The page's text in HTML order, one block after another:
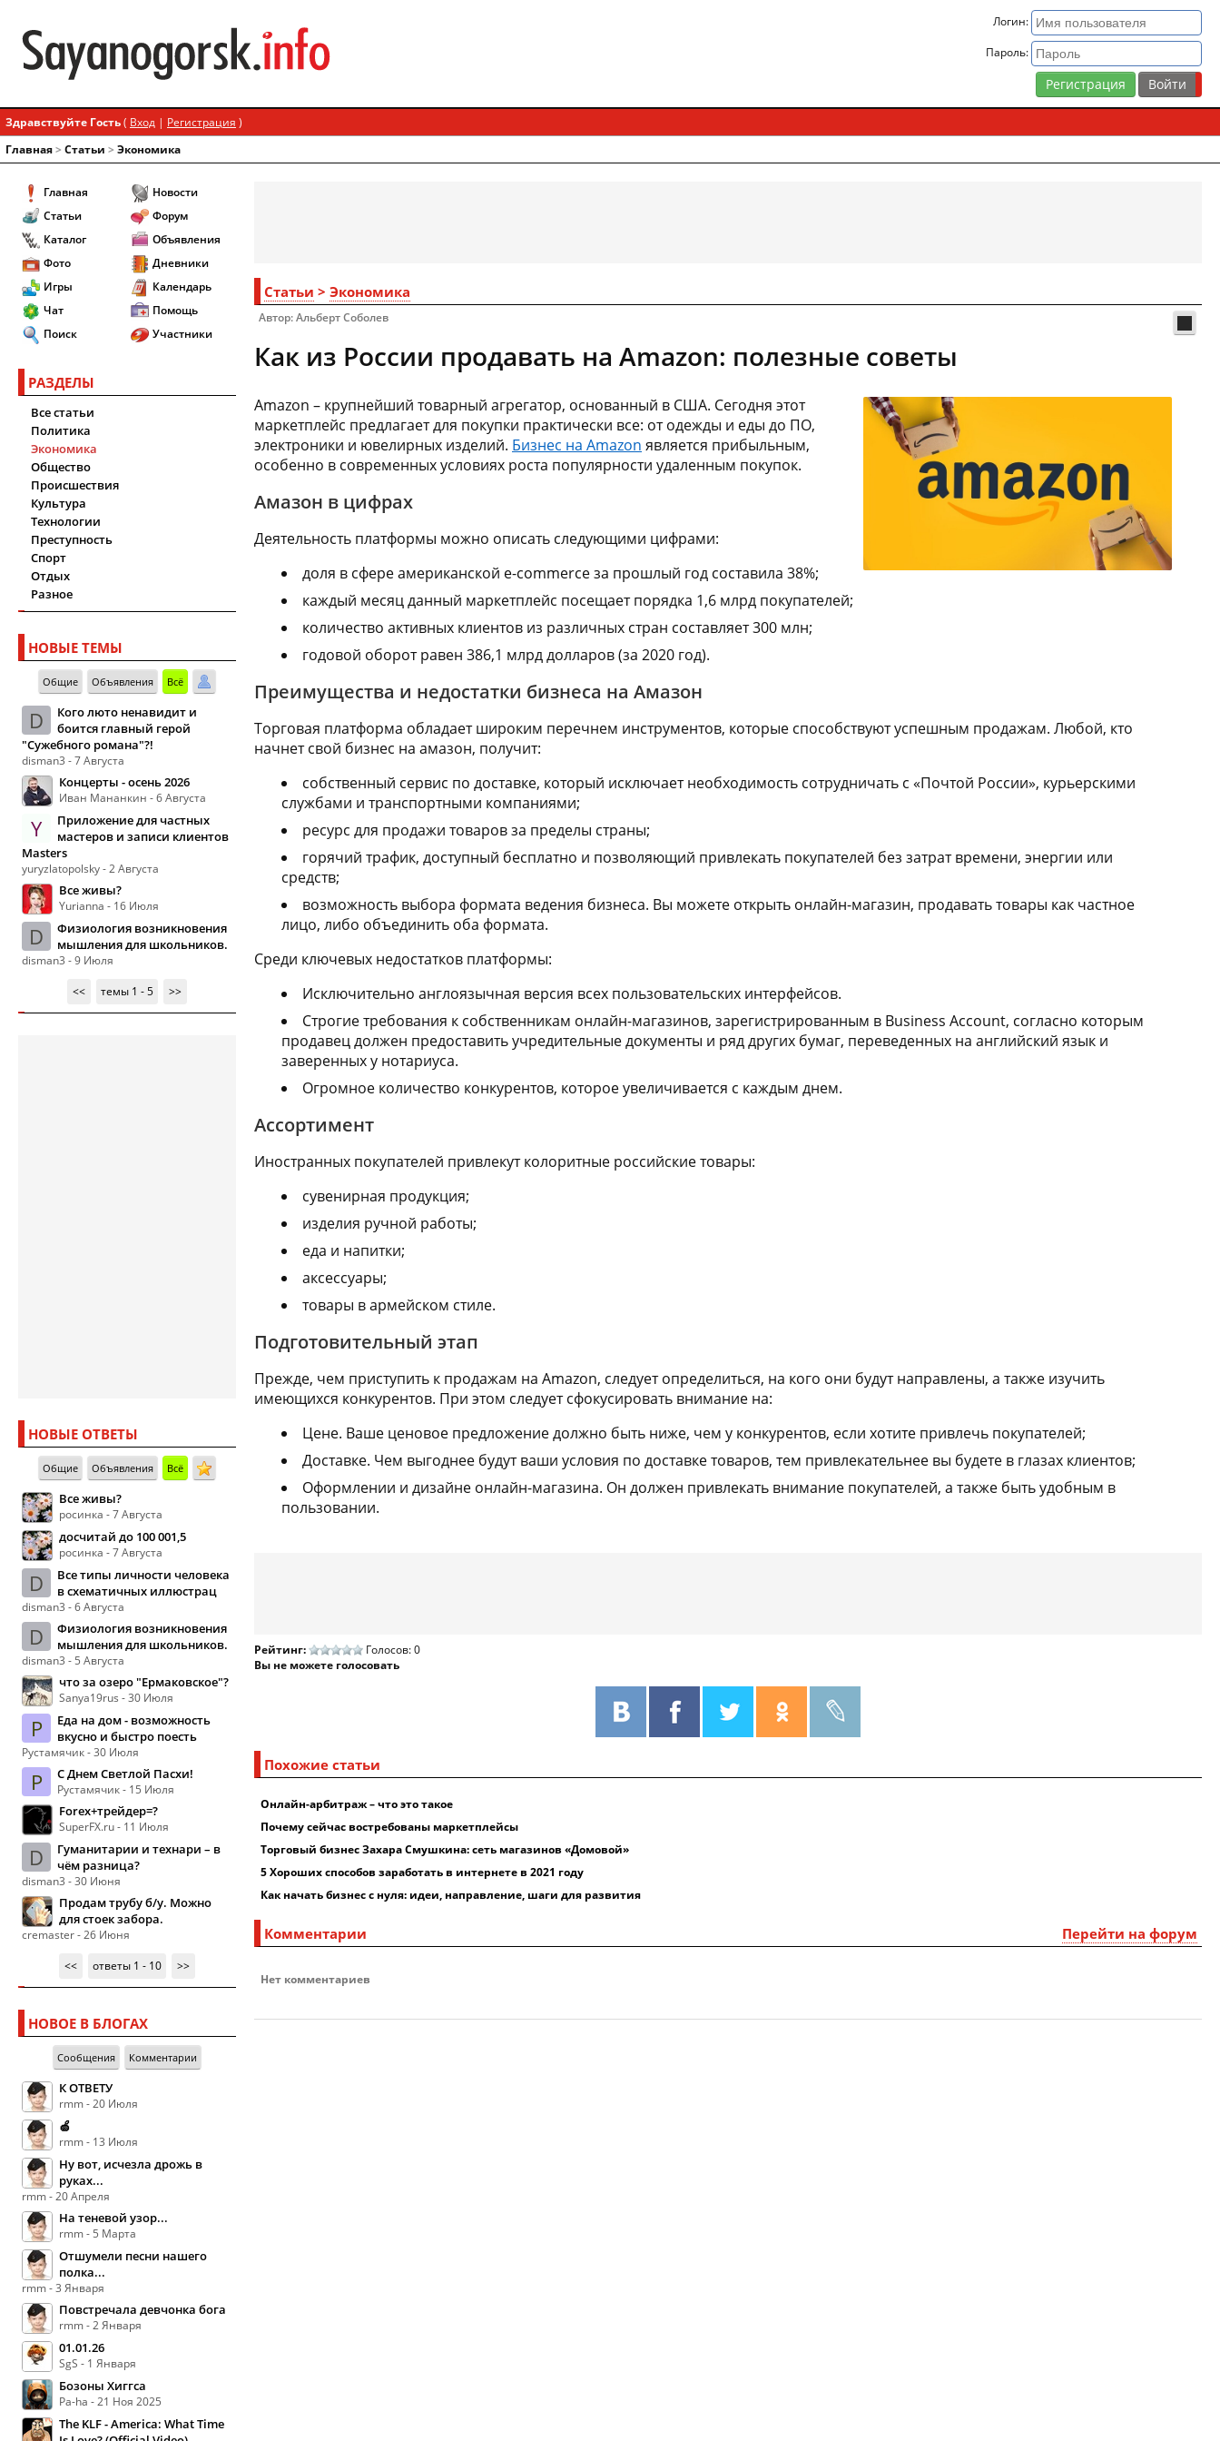
Логин:
Пароль:
Регистрация
Здравствуйте Гость( Вход | Регистрация )
Главная> Статьи > Экономика
Главная
Статьи
Каталог
Фото
Игры
Чат
Поиск
Новости
Форум
Объявления
Дневники
Календарь
Помощь
Участники
РАЗДЕЛЫ
Все статьи
Политика
Экономика
Общество
Происшествия
Культура
Технологии
Преступность
Спорт
Отдых
Разное
НОВЫЕ ТЕМЫ
Общие Объявления Всё
D
Кого люто ненавидит и
боится главный герой
"Сужебного романа"?!
disman3 - 7 Августа
Концерты - осень 2026
Иван Мананкин - 6 Августа
Y
Приложение для частных
мастеров и записи клиентов
Masters
yuryzlatopolsky - 2 Августа
Все живы?
Yurianna - 16 Июля
D
Физиология возникновения
мышления для школьников.
disman3 - 9 Июля
<<
темы 1 - 5 >>
НОВЫЕ ОТВЕТЫ
Общие Объявления Всё
Все живы?
росинка - 7 Августа
досчитай до 100 001,5
росинка - 7 Августа
D
Все типы личности человека
в схематичных иллюстрац
disman3 - 6 Августа
D
Физиология возникновения
мышления для школьников.
disman3 - 5 Августа
что за озеро "Ермаковское"?
Sanya19rus - 30 Июля
Р
Еда на дом - возможность
вкусно и быстро поесть
Рустамячик - 30 Июля
Р С Днем Светлой Пасхи!
Рустамячик - 15 Июля
Forex+трейдер=?
SuperFX.ru - 11 Июля
D
Гуманитарии и технари – в
чём разница?
disman3 - 30 Июня
Продам трубу б/у. Можно
для стоек забора.
cremaster - 26 Июня
<<
ответы 1 - 10 >>
НОВОЕ В БЛОГАХ
Сообщения Комментарии
К ОТВЕТУ
rmm - 20 Июля
🍏
rmm - 13 Июля
Ну вот, исчезла дрожь в
руках...
rmm - 20 Апреля
На теневой узор...
rmm - 5 Марта
Отшумели песни нашего
полка...
rmm - 3 Января
Повстречала девчонка бога
rmm - 2 Января
01.01.26
SgS - 1 Января
Бозоны Хиггса
Pa-ha - 21 Ноя 2025
The KLF - America: What Time
Статьи > Экономика
Автор: Альберт Соболев
Как из России продавать на Amazon: полезные советы
Amazon – крупнейший товарный агрегатор, основанный в США. Сегодня этот
маркетплейс предлагает для покупки практически все: от одежды и еды до ПО,
электроники и ювелирных изделий. Бизнес на Amazon является прибыльным,
особенно в современных условиях роста популярности удаленным покупок.
Амазон в цифрах
Деятельность платформы можно описать следующими цифрами:
доля в сфере американской e-commerceза прошлый год составила 38%;
каждый месяц данный маркетплейс посещает порядка 1,6 млрд покупателей;
количество активных клиентов из различных стран составляет 300 млн;
годовой оборот равен 386,1 млрд долларов (за 2020 год).
Преимущества и недостатки бизнеса на Амазон
Торговая платформа обладает широким перечнем инструментов, которые способствуют успешным продажам. Любой, кто
начнет свой бизнес на амазон, получит:
собственный сервис по доставке, который исключает необходимость сотрудничать с «Почтой России», курьерскими
службами и транспортными компаниями;
ресурс для продажи товаров за пределы страны;
горячий трафик, доступный бесплатно и позволяющий привлекать покупателей без затрат времени, энергии или
средств;
возможность выбора формата ведения бизнеса. Вы можете открыть онлайн-магазин, продавать товары как частное
лицо, либо объединить оба формата.
Среди ключевых недостатков платформы:
Исключительно англоязычная версия всех пользовательских интерфейсов.
Строгие требования к собственникам онлайн-магазинов, зарегистрированным в Business Account, согласно которым
продавец должен предоставить учредительные документы и ряд других бумаг, переведенных на английский язык и
заверенных у нотариуса.
Огромное количество конкурентов, которое увеличивается с каждым днем.
Ассортимент
Иностранных покупателей привлекут колоритные российские товары:
сувенирная продукция;
изделия ручной работы;
еда и напитки;
аксессуары;
товары в армейском стиле.
Подготовительный этап
Прежде, чем приступить к продажам на Amazon, следует определиться, на кого они будут направлены, а также изучить
имеющихся конкурентов. При этом следует сфокусировать внимание на:
Цене. Ваше ценовое предложение должно быть ниже, чем у конкурентов, если хотите привлечь покупателей;
Доставке. Чем выгоднее будут ваши условия по доставке товаров, тем привлекательнее вы будете в глазах клиентов;
Оформлении и дизайне онлайн-магазина. Он должен привлекать внимание покупателей, а также быть удобным в
пользовании.
Рейтинг:
Голосов: 0
Вы не можете голосовать
Похожие статьи
Онлайн-арбитраж – что это такое
Почему сейчас востребованы маркетплейсы
Торговый бизнес Захара Смушкина: сеть магазинов «Домовой»
5 Хороших способов заработать в интернете в 2021 году
Как начать бизнес с нуля: идеи, направление, шаги для развития
Перейти на форум
Комментарии
Нет комментариев